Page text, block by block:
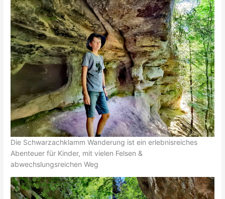
Die Schwarzachklamm Wanderung ist ein erlebnisreiches
Abenteuer für Kinder, mit vielen Felsen &
abwechslungsreichen Weg